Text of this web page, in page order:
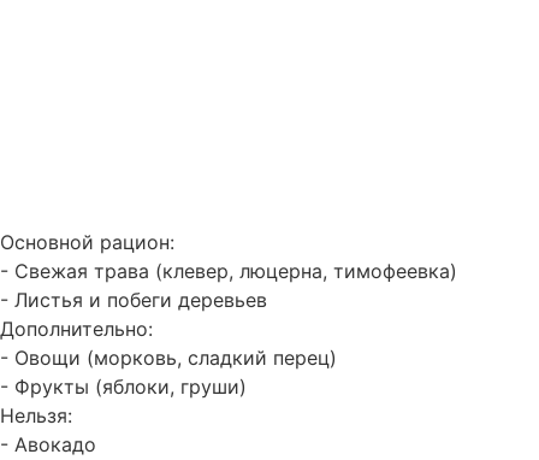
Основной рацион:
- Свежая трава (клевер, люцерна, тимофеевка)
- Листья и побеги деревьев
Дополнительно:
- Овощи (морковь, сладкий перец)
- Фрукты (яблоки, груши)
Нельзя:
- Авокадо